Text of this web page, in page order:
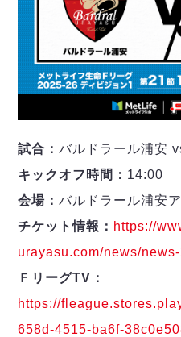
試合：バルドラール浦安
キックオフ時間： 14:00
会場：バルドラール浦安
チケット情報： https://
urayasu.com/news/
ＦリーグTV：
https://
658d-4515-ba6f-